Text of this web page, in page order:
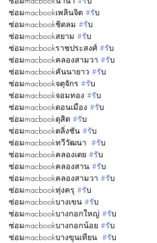
ซ่อมmacbookเพลินจิต #รับ
ซ่อมmacbookชิดลม #รับ
ซ่อมmacbookสยาม #รับ
ซ่อมmacbookราชประสงศ์ #รับ
ซ่อมmacbookคลองสามวา #รับ
ซ่อมmacbookคันนายาว #รับ
ซ่อมmacbookจตุจักร #รับ
ซ่อมmacbookจอมทอง #รับ
ซ่อมmacbookดอนเมือง #รับ
ซ่อมmacbookดุสิต #รับ
ซ่อมmacbookตลิ่งชัน #รับ
ซ่อมmacbookทวีวัฒนา #รับ
ซ่อมmacbookคลองเตย #รับ
ซ่อมmacbookคลองสาน #รับ
ซ่อมmacbookคลองสามวา #รับ
ซ่อมmacbookทุ่งครุ #รับ
ซ่อมmacbookบางเขน #รับ
ซ่อมmacbookบางกอกใหญ่ #รับ
ซ่อมmacbookบางกอกน้อย #รับ
ซ่อมmacbookบางขุนเทียน #รับ